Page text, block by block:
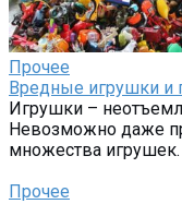
Прочее
Вредные игрушки и
Игрушки –
Невозможно даже
множества игрушек.
Прочее